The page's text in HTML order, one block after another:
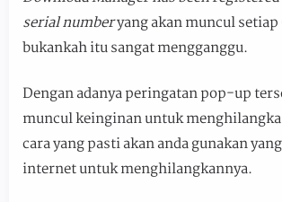
serial numberyang akan muncul
bukankah itu sangat mengganggu.
Dengan adanya peringatan pop-up
muncul keinginan untuk
cara yang pasti akan anda gunakan
internet untuk menghilangkannya.